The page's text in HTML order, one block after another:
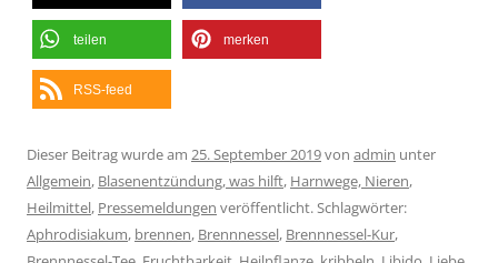
teilen merken
RSS-feed
Dieser Beitrag wurde am 25. September 2019von admin unter
Allgemein, Blasenentzündung, was hilft, Harnwege, Nieren,
Heilmittel, Pressemeldungen veröffentlicht. Schlagwörter:
Aphrodisiakum, brennen, Brennnessel, Brennnessel-Kur,